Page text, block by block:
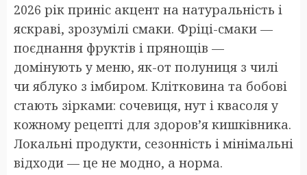
2026 рік приніс акцент на натуральність і
яскраві, зрозумілі смаки. Фріці-смаки —
поєднання фруктів і прянощів —
домінують у меню, як-от полуниця з чилі
чи яблуко з імбиром. Клітковина та бобові
стають зірками: сочевиця, нут і квасоля у
кожному рецепті для здоров’я кишківника.
Локальні продукти, сезонність і мінімальні
відходи — це не модно, а норма.